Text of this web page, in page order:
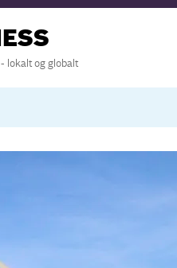
lokalt og globalt